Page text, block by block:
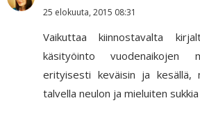
25 elokuuta, 2015 08:31
Vaikuttaa kiinnostavalta
käsityöinto vuodenaikojen
erityisesti keväisin ja kesällä,
talvella neulon ja mieluiten sukkia